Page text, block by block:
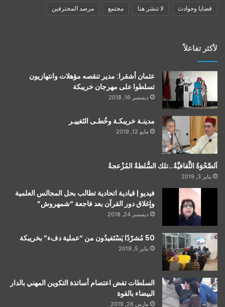
قضايا وحوادث لا تنشر هنا مجتمع مرصد المحترفين
لأكثر تفاعلاً
عثمان أشقرا: مدير تنقصه مؤهلات وانتهازيون
تسلطوا على مهرجان خريبكة
ديسمبر 16, 2018
مدينـة خريبكـة وخُطـى التَغييـر
مايو 12, 2019
اَلصَّحْوَةُ الثَّقافيَّةُ…تلك السُّلطةُ المُزْعجةُ
يناير 3, 2019
فيديو | قيادية اتحادية تطالب بحل المجالس العلمية
وإغلاق دور القرآن بعد فاجعة “شمهروش”
ديسمبر 24, 2018
50 مُشرّدًا يَسْتَفيدُون من “عملية دفء” بخريبكة
يناير 5, 2019
السلطات تفض اعتصام أساتذة التكوين المهني بالدار
البيضاء بالقوة
مارس 26, 2019